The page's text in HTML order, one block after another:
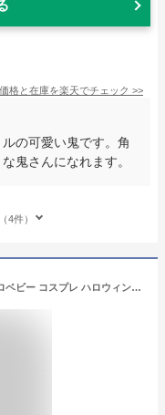
価格と在庫を楽天でチェック >>
の可愛い鬼です。角
鬼さんになれます。
4件）
クリアストーン(Clearstone) マシュマロベビー コスプレ ハロウィン 節分 着ぐるみ マシュマロ赤鬼 ベビー 80cm レッド